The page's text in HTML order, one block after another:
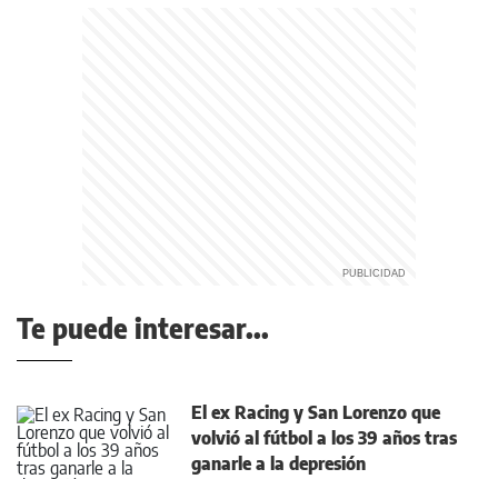
Te puede interesar...
El ex Racing y San Lorenzo que
volvió al fútbol a los 39 años tras
ganarle a la depresión